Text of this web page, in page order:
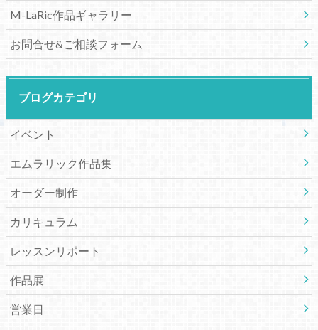
M-LaRic作品ギャラリー
お問合せ&ご相談フォーム
ブログカテゴリ
イベント
エムラリック作品集
オーダー制作
カリキュラム
レッスンリポート
作品展
営業日